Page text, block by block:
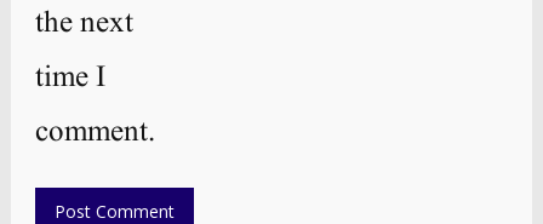
the next
time I
comment.